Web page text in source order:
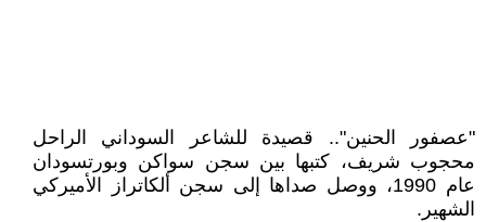
"عصفور الحنين".. قصيدة للشاعر السوداني الراحل
محجوب شريف، كتبها ﺑﻴﻦ ﺳﺠﻦ ﺳﻮﺍﻛﻦ ﻭﺑﻮﺭﺗﺴﻮﺩﺍﻥ
عام 1990، ووصل صداها إلى سجن ألكاتراز الأميركي
الشهير.